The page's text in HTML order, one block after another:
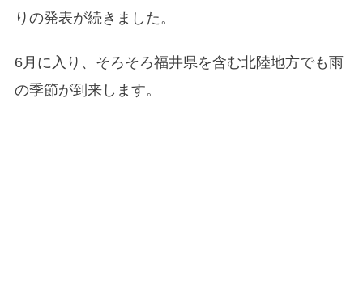
りの発表が続きました。
6月に入り、そろそろ福井県を含む北陸地方でも雨
の季節が到来します。